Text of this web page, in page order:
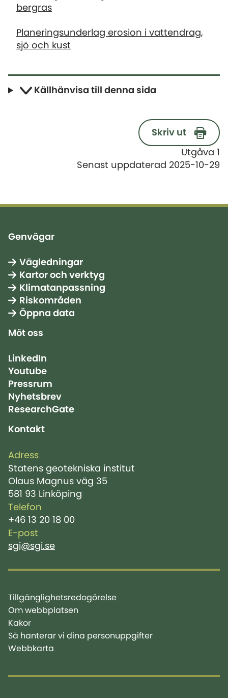
bergras
Planeringsunderlag erosion i vattendrag,
sjö och kust
Källhänvisa till denna sida
Skriv ut
Utgåva 1
Senast uppdaterad 2025-10-29
Genvägar
Vägledningar
Kartor och verktyg
Klimatanpassning
Riskområden
Öppna data
Möt oss
LinkedIn
Youtube
Pressrum
Nyhetsbrev
ResearchGate
Kontakt
Adress
Statens geotekniska institut
Olaus Magnus väg 35
581 93 Linköping
Telefon
+46 13 20 18 00
E-post
sgi@sgi.se
Tillgänglighetsredogörelse
Om webbplatsen
Kakor
Så hanterar vi dina personuppgifter
Webbkarta